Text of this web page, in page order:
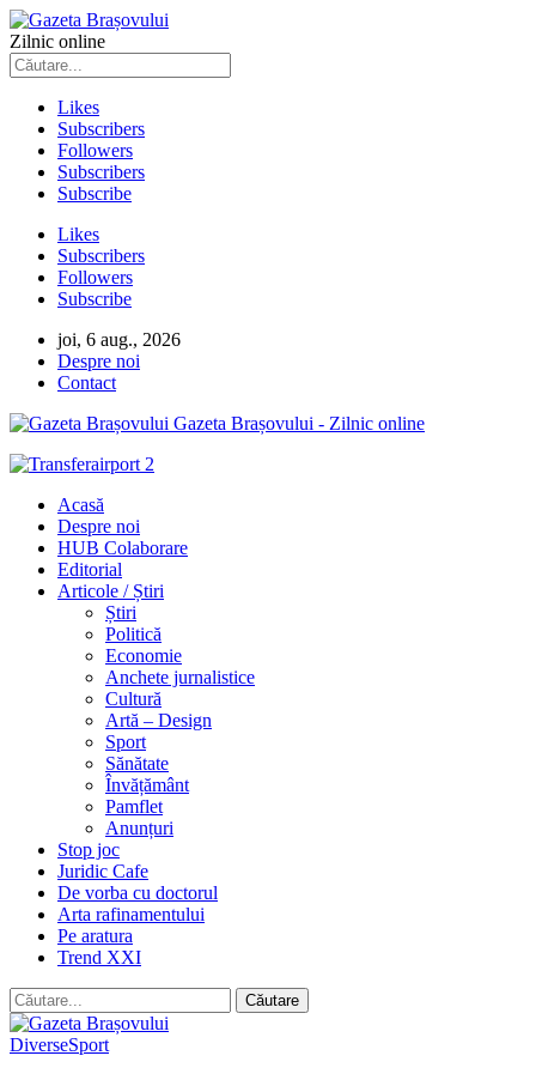
Zilnic online
Likes
Subscribers
Followers
Subscribers
Subscribe
Likes
Subscribers
Followers
Subscribe
joi, 6 aug., 2026
Despre noi
Contact
Gazeta Brașovului - Zilnic online
Acasă
Despre noi
HUB Colaborare
Editorial
Articole / Știri
Știri
Politică
Economie
Anchete jurnalistice
Cultură
Artă – Design
Sport
Sănătate
Învățământ
Pamflet
Anunțuri
Stop joc
Juridic Cafe
De vorba cu doctorul
Arta rafinamentului
Pe aratura
Trend XXI
DiverseSport